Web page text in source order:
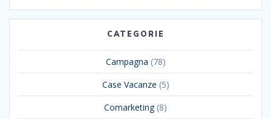
CATEGORIE
Campagna (78)
Case Vacanze (5)
Comarketing(8)